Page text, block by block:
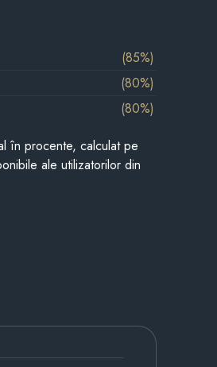
(85%)
(80%)
(80%)
în procente, calculat pe
ale utilizatorilor din